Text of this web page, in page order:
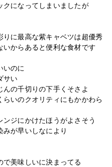
クになってしまいましたが
に最高な紫キャベツは超優秀
からあると便利な食材です
いのに
サい
の千切りの下手くそさよ
いのクオリティにもかかわら
ジにかけたほうがよさそう
が早いしなにより
美味しいに決まってる